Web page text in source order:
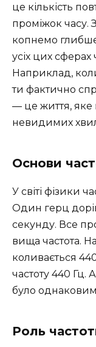
це кількість
проміжок часу.
копнемо
усіх цих сферах
Наприклад,
ти фактично
— це життя, яке
невидимих
Основи
У світі фізики
Один герц
секунду. Все
вища частота.
коливається
частоту 440 Гц.
було
Роль